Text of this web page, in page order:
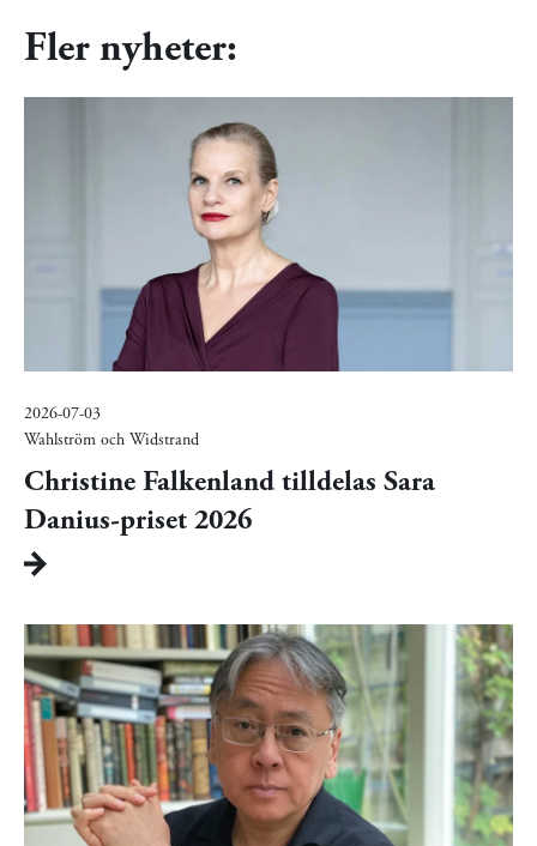
Fler nyheter:
2026-07-03
Wahlström och Widstrand
Christine Falkenland tilldelas Sara
Danius-priset 2026